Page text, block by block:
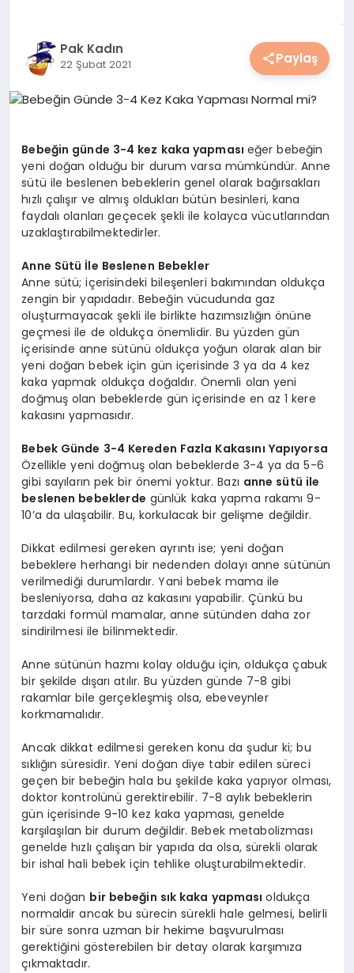
YAŞAM
KIMDIR?
HESAPLAMALAR
Pak Kadın
22 Şubat 2021 Paylaş
Bebeğin günde 3-4 kez kaka yapması eğer bebeğin
yeni doğan olduğu bir durum varsa mümkündür. Anne
sütü ile beslenen bebeklerin genel olarak bağırsakları
hızlı çalışır ve almış oldukları bütün besinleri, kana
faydalı olanları geçecek şekli ile kolayca vücutlarından
uzaklaştırabilmektedirler.
Anne Sütü İle Beslenen Bebekler
Anne sütü; içerisindeki bileşenleri bakımından oldukça
zengin bir yapıdadır. Bebeğin vücudunda gaz
oluşturmayacak şekli ile birlikte hazımsızlığın önüne
geçmesi ile de oldukça önemlidir. Bu yüzden gün
içerisinde anne sütünü oldukça yoğun olarak alan bir
yeni doğan bebek için gün içerisinde 3 ya da 4 kez
kaka yapmak oldukça doğaldır. Önemli olan yeni
doğmuş olan bebeklerde gün içerisinde en az 1 kere
kakasını yapmasıdır.
Bebek Günde 3-4 Kereden Fazla Kakasını Yapıyorsa
Özellikle yeni doğmuş olan bebeklerde 3-4 ya da 5-6
gibi sayıların pek bir önemi yoktur. Bazı anne sütü ile
beslenen bebeklerde günlük kaka yapma rakamı 9-
10’a da ulaşabilir. Bu, korkulacak bir gelişme değildir.
Dikkat edilmesi gereken ayrıntı ise; yeni doğan
bebeklere herhangi bir nedenden dolayı anne sütünün
verilmediği durumlardır. Yani bebek mama ile
besleniyorsa, daha az kakasını yapabilir. Çünkü bu
tarzdaki formül mamalar, anne sütünden daha zor
sindirilmesi ile bilinmektedir.
Anne sütünün hazmı kolay olduğu için, oldukça çabuk
bir şekilde dışarı atılır. Bu yüzden günde 7-8 gibi
rakamlar bile gerçekleşmiş olsa, ebeveynler
korkmamalıdır.
Ancak dikkat edilmesi gereken konu da şudur ki; bu
sıklığın süresidir. Yeni doğan diye tabir edilen süreci
geçen bir bebeğin hala bu şekilde kaka yapıyor olması,
doktor kontrolünü gerektirebilir. 7-8 aylık bebeklerin
gün içerisinde 9-10 kez kaka yapması, genelde
karşılaşılan bir durum değildir. Bebek metabolizması
genelde hızlı çalışan bir yapıda da olsa, sürekli olarak
bir ishal hali bebek için tehlike oluşturabilmektedir.
Yeni doğan bir bebeğin sık kaka yapmasıoldukça
normaldir ancak bu sürecin sürekli hale gelmesi, belirli
bir süre sonra uzman bir hekime başvurulması
gerektiğini gösterebilen bir detay olarak karşımıza
çıkmaktadır.